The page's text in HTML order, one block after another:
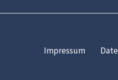
Impressum